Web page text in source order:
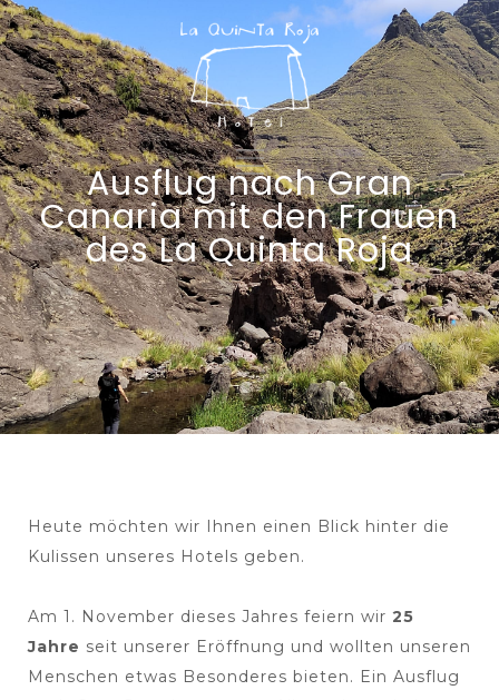
Ausflug nach Gran
Canaria mit den Frauen
des La Quinta Roja
Heute möchten wir Ihnen einen Blick hinter die
Kulissen unseres Hotels geben.
Am 1. November dieses Jahres feiern wir 25
Jahre seit unserer Eröffnung und wollten unseren
Menschen etwas Besonderes bieten. Ein Ausflug